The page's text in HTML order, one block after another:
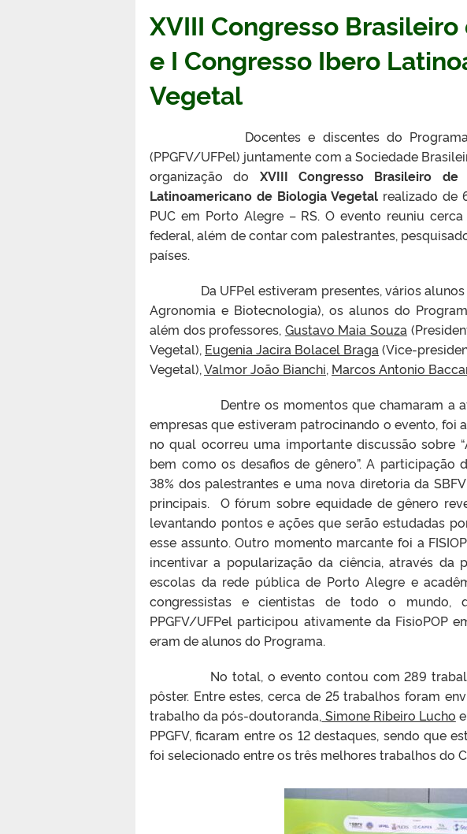
XVIII Congresso
e I Congresso Ibero
Vegetal
Docentes e discentes do Programa de
(PPGFV/UFPel) juntamente com a Sociedade
organização do XVIII Congresso Brasileiro de
Latinoamericano de Biologia Vegetal realizado de
PUC em Porto Alegre – RS. O evento reuniu
federal, além de contar com palestrantes,
países.
Da UFPel estiveram presentes, vários alunos
Agronomia e Biotecnologia), os alunos do
além dos professores, Gustavo Maia Souza
Vegetal), Eugenia Jacira Bolacel Braga (Vice-
Vegetal),Valmor João Bianchi, Marcos Antonio
Dentre os momentos que chamaram a
empresas que estiveram patrocinando o evento, foi
no qual ocorreu uma importante discussão sobre
bem como os desafios de gênero”. A participação
38% dos palestrantes e uma nova diretoria da
principais. O fórum sobre equidade de gênero
levantando pontos e ações que serão estudadas
esse assunto. Outro momento marcante foi a
incentivar a popularização da ciência, através da
escolas da rede pública de Porto Alegre e
congressistas e cientistas de todo o mundo,
PPGFV/UFPel participou ativamente da FisioPOP
eram de alunos do Programa.
No total, o evento contou com 289
pôster. Entre estes, cerca de 25 trabalhos foram
trabalho da pós-doutoranda, Simone Ribeiro Lucho
PPGFV, ficaram entre os 12 destaques, sendo que
foi selecionado entre os três melhores trabalhos do